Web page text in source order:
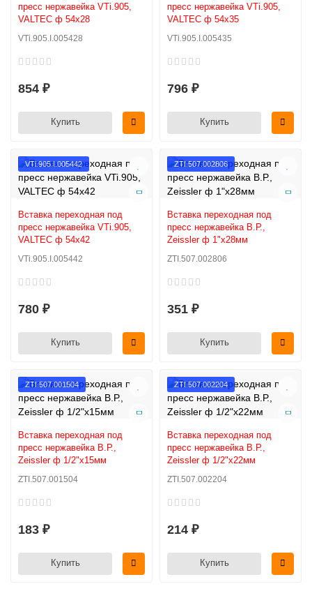
пресс нержавейка VTi.905,
VALTEC ф 54х28
VTi.905.I.005428
854 ₽
Купить
пресс нержавейка VTi.905,
VALTEC ф 54х35
VTi.905.I.005435
796 ₽
Купить
VTi.905.I.005442
Вставка переходная под
пресс нержавейка VTi.905,
VALTEC ф 54х42
VTi.905.I.005442
780 ₽
Купить
ZTI.507.002806
Вставка переходная под
пресс нержавейка В.Р.,
Zeissler ф 1"х28мм
ZTI.507.002806
351 ₽
Купить
ZTI.507.001504
Вставка переходная под
пресс нержавейка В.Р.,
Zeissler ф 1/2"х15мм
ZTI.507.001504
183 ₽
Купить
ZTI.507.002204
Вставка переходная под
пресс нержавейка В.Р.,
Zeissler ф 1/2"х22мм
ZTI.507.002204
214 ₽
Купить